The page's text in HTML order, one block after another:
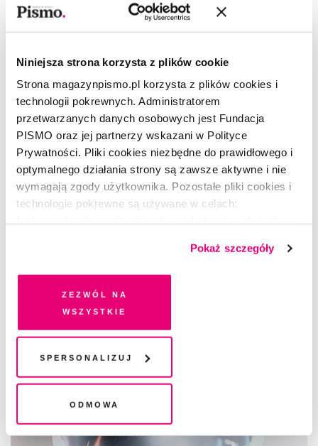
Niniejsza strona korzysta z plików cookie
Strona magazynpismo.pl korzysta z plików cookies i
technologii pokrewnych. Administratorem
przetwarzanych danych osobowych jest Fundacja
PISMO oraz jej partnerzy wskazani w Polityce
Prywatności. Pliki cookies niezbędne do prawidłowego i
optymalnego działania strony są zawsze aktywne i nie
wymagają zgody użytkownika. Pozostałe pliki cookies i
technologie pokrewne są używane w celach:
dobrowolną zgodę na pliki cookies i technologie
pokrewne, zgadzasz się na przechowywanie informacji
na Twoim urządzeniu końcowym lub dostęp do niego i
przetwarzanie danych. Zgodę na wszystkie lub niektóre
chwili wycofać lub ponowić w zakładce "Ustawienia
plików cookie". Wycofanie zgody nie wpływa na
legalność przetwarzania danych przed jej wycofaniem
Pokaż szczegóły
Zezwól na
wszystkie
Spersonalizuj
Odmowa
PISMO ZE ŚWIATA
Bambusowa dyplomacja pierwszego
policjanta Wietnamu
PAWEŁ MARCZEWSKI